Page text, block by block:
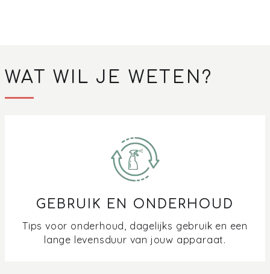
WAT WIL JE WETEN?
GEBRUIK EN ONDERHOUD
Tips voor onderhoud, dagelijks gebruik en een
lange levensduur van jouw apparaat.